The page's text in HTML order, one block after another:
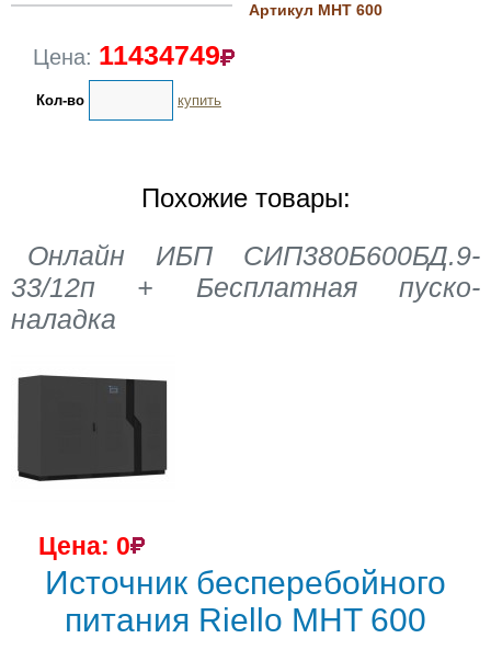
Артикул MHT 600
Цена: 11434749
Кол-во купить
Похожие товары:
Онлайн ИБП СИП380Б600БД.9-
33/12п + Бесплатная пуско-
наладка
Цена: 0
Источник бесперебойного
питания Riello MHT 600